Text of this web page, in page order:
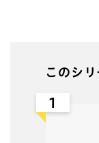
このシ
1